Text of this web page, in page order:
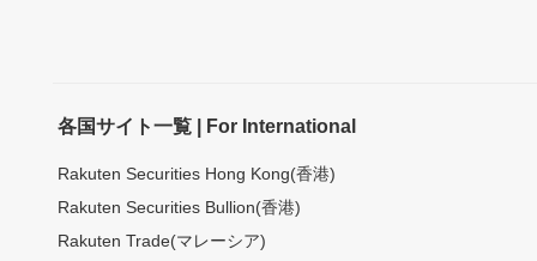
各国サイト一覧 | For International
Rakuten Securities Hong Kong(香港)
Rakuten Securities Bullion(香港)
Rakuten Trade(マレーシア)